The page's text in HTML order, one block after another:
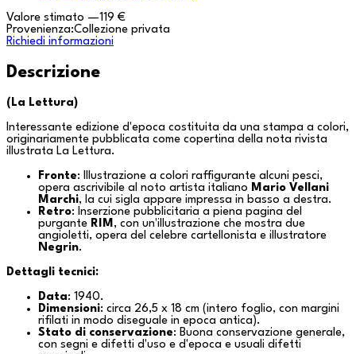
Valore stimato —119 €
Provenienza:Collezione privata
Richiedi informazioni
Descrizione
(La Lettura)
Interessante edizione d'epoca costituita da una stampa a colori,
originariamente pubblicata come copertina della nota rivista
illustrata La Lettura.
Fronte: Illustrazione a colori raffigurante alcuni pesci,
opera ascrivibile al noto artista italiano Mario Vellani
Marchi, la cui sigla appare impressa in basso a destra.
Retro: Inserzione pubblicitaria a piena pagina del
purgante RIM , con un'illustrazione che mostra due
angioletti, opera del celebre cartellonista e illustratore
Negrin.
Dettagli tecnici:
Data: 1940.
Dimensioni: circa 26,5 x 18 cm (intero foglio, con margini
rifilati in modo diseguale in epoca antica).
Stato di conservazione: Buona conservazione generale,
con segni e difetti d'uso e d'epoca e usuali difetti